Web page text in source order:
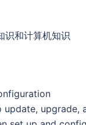
识和计算机知识
upgrade,